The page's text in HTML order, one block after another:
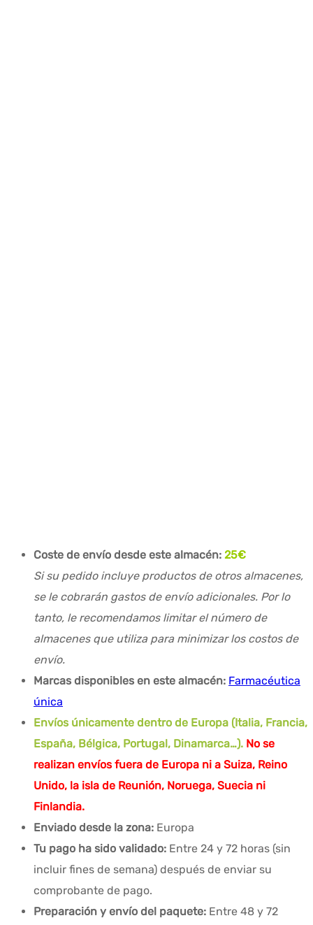
Coste de envío desde este almacén: 25€
Si su pedido incluye productos de otros almacenes,
se le cobrarán gastos de envío adicionales. Por lo
tanto, le recomendamos limitar el número de
almacenes que utiliza para minimizar los costos de
envío.
Marcas disponibles en este almacén: Farmacéutica
única
Envíos únicamente dentro de Europa (Italia, Francia,
España, Bélgica, Portugal, Dinamarca…). No se
realizan envíos fuera de Europa ni a Suiza, Reino
Unido, la isla de Reunión, Noruega, Suecia ni
Finlandia.
Enviado desde la zona: Europa
Tu pago ha sido validado: Entre 24 y 72 horas (sin
incluir fines de semana) después de enviar su
comprobante de pago.
Preparación y envío del paquete: Entre 48 y 72